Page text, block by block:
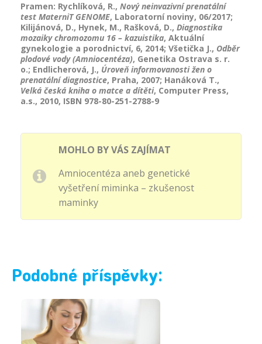
Pramen: Rychlíková, R., Nový neinvazivní prenatální
test MaterniT GENOME, Laboratorní noviny, 06/2017;
Kilijánová, D., Hynek, M., Rašková, D., Diagnostika
mozaiky chromozomu 16 – kazuistika, Aktuální
gynekologie a porodnictví, 6, 2014; Všetička J., Odběr
plodové vody (Amniocentéza), Genetika Ostrava s. r.
o.; Endlicherová, J., Úroveň informovanosti žen o
prenatální diagnostice, Praha, 2007; Hanáková T.,
Velká česká kniha o matce a dítěti, Computer Press,
a.s., 2010, ISBN 978-80-251-2788-9
MOHLO BY VÁS ZAJÍMAT
Amniocentéza aneb genetické
vyšetření miminka – zkušenost
maminky
Podobné příspěvky: